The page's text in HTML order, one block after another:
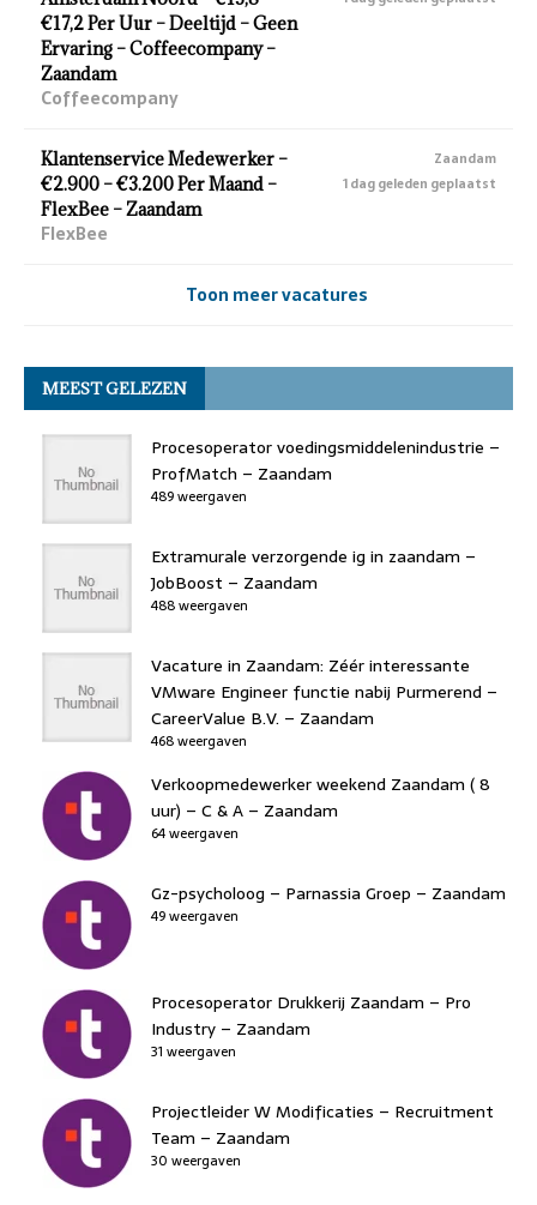
€17,2 Per Uur – Deeltijd – Geen
Ervaring – Coffeecompany –
Zaandam
Coffeecompany
Klantenservice Medewerker –
€2.900 – €3.200 Per Maand –
FlexBee – Zaandam
FlexBee
Zaandam
1 dag geleden geplaatst
Toon meer vacatures
MEEST GELEZEN
Procesoperator voedingsmiddelenindustrie –
ProfMatch – Zaandam
489 weergaven
Extramurale verzorgende ig in zaandam –
JobBoost – Zaandam
488 weergaven
Vacature in Zaandam: Zéér interessante
VMware Engineer functie nabij Purmerend –
CareerValue B.V. – Zaandam
468 weergaven
Verkoopmedewerker weekend Zaandam ( 8
uur) – C & A – Zaandam
64 weergaven
Gz-psycholoog – Parnassia Groep – Zaandam
49 weergaven
Procesoperator Drukkerij Zaandam – Pro
Industry – Zaandam
31 weergaven
Projectleider W Modificaties – Recruitment
Team – Zaandam
30 weergaven